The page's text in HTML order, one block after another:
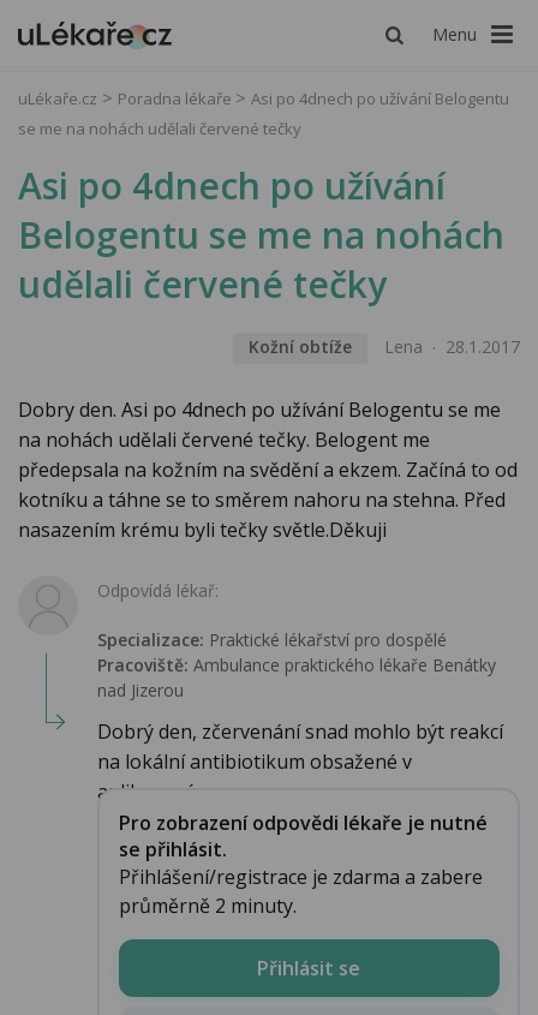
Menu
uLékaře.cz Poradna lékaře
Asi po 4dnech po užívání Belogentu
se me na nohách udělali červené tečky
Asi po 4dnech po užívání
Belogentu se me na nohách
udělali červené tečky
Kožní obtíže Lena 28.1.2017
Dobry den. Asi po 4dnech po užívání Belogentu se me
na nohách udělali červené tečky. Belogent me
předepsala na kožním na svědění a ekzem. Začíná to od
kotníku a táhne se to směrem nahoru na stehna. Před
nasazením krému byli tečky světle.Děkuji
Odpovídá lékař:
Specializace: Praktické lékařství pro dospělé
Pracoviště: Ambulance praktického lékaře Benátky
nad Jizerou
Dobrý den, zčervenání snad mohlo být reakcí
na lokální antibiotikum obsažené v
aplikované...
Pro zobrazení odpovědi lékaře je nutné
se přihlásit.
Přihlášení/registrace je zdarma a zabere
průměrně 2 minuty.
Přihlásit se